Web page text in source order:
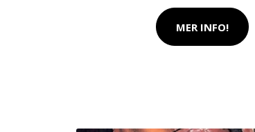
MER INFO!